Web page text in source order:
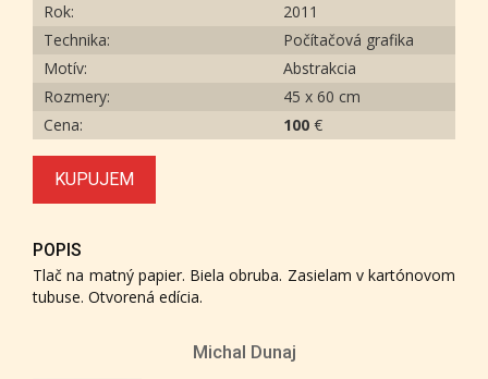
Rok:
2011
Technika:
Počítačová grafika
Motív:
Abstrakcia
Rozmery:
45 x 60 cm
Cena:
100 €
KUPUJEM
POPIS
Tlač na matný papier. Biela obruba. Zasielam v kartónovom
tubuse. Otvorená edícia.
Michal Dunaj